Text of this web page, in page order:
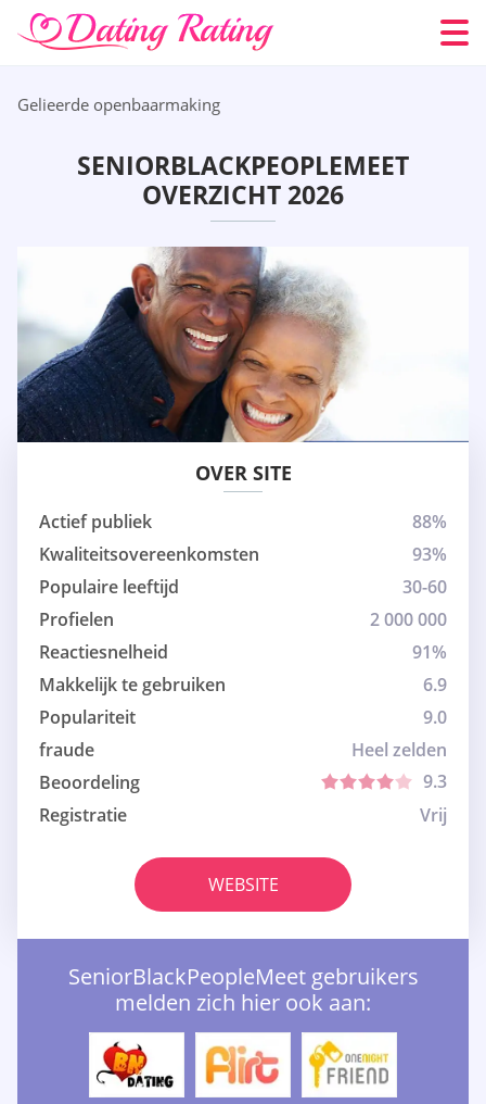
Gelieerde openbaarmaking
SENIORBLACKPEOPLEMEET
OVERZICHT 2026
OVER SITE
Actief publiek
88%
Kwaliteitsovereenkomsten
93%
Populaire leeftijd
30-60
Profielen
2 000 000
Reactiesnelheid
91%
Makkelijk te gebruiken
6.9
Populariteit
9.0
fraude
Heel zelden
Beoordeling
9.3
Registratie
Vrij
WEBSITE
SeniorBlackPeopleMeet gebruikers
melden zich hier ook aan: